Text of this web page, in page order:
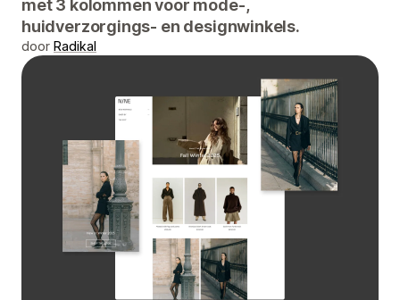
met 3 kolommen voor mode-,
huidverzorgings- en designwinkels.
door Radikal